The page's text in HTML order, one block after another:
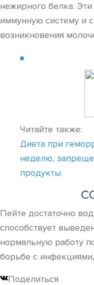
нежирного белка.
иммунную систему и
возникновения
Читайте также:
Диета при
неделю,
продукты
Пейте достаточно
способствует
нормальную работу
борьбе с
Поделиться